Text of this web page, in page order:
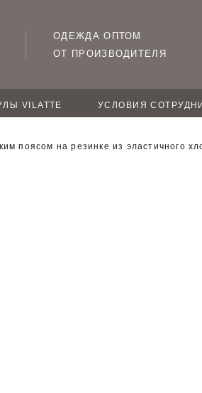
ОДЕЖДА ОПТОМ
ОТ ПРОИЗВОДИТЕЛЯ
VILATTE УСЛОВИЯ
поясом на резинке из эластичного